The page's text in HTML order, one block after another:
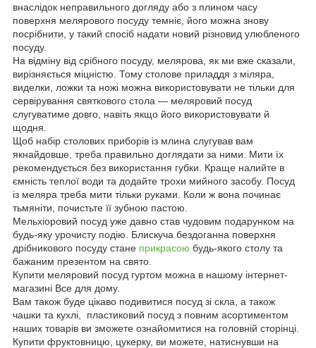
внаслідок неправильного догляду або з плином часу
поверхня мелярового посуду темніє, його можна знову
посрібнити, у такий спосіб надати новий різновид улюбленого
посуду.
На відміну від срібного посуду, мелярова, як ми вже сказали,
вирізняється міцністю. Тому столове приладдя з міляра,
виделки, ложки та ножі можна використовувати не тільки для
сервірування святкового стола — меляровий посуд
слугуватиме довго, навіть якщо його використовувати й
щодня.
Щоб набір столових приборів із млина слугував вам
якнайдовше, треба правильно доглядати за ними. Мити їх
рекомендується без використання губки. Краще налийте в
ємність теплої води та додайте трохи мийного засобу. Посуд
із меляра треба мити тільки руками. Коли ж вона починає
тьмяніти, почистьте її зубною пастою.
Мельхіоровий посуд уже давно став чудовим подарунком на
будь-яку урочисту подію. Блискуча бездоганна поверхня
дрібникового посуду стане прикрасою будь-якого столу та
бажаним презентом на свято.
Купити меляровий посуд гуртом можна в нашому інтернет-
магазині Все для дому.
Вам також буде цікаво подивитися посуд зі скла, а також
чашки та кухлі, пластиковий посуд з повним асортиментом
наших товарів ви зможете ознайомитися на головній сторінці.
Купити фруктовницю, цукерку, ви можете, натиснувши на